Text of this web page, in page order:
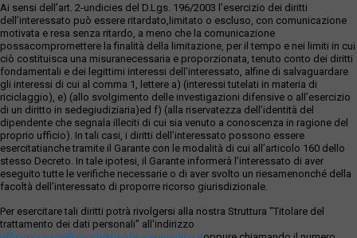
Ai sensi dell’art. 2-undicies del D.Lgs. 196/2003 l’esercizio dei diritti
dell’interessato può essere ritardato,limitato o escluso, con comunicazione
motivata e resa senza ritardo, a meno che la comunicazione
possacompromettere la finalità della limitazione, per il tempo e nei limiti in cui
ciò costituisca una misuranecessaria e proporzionata, tenuto conto dei diritti
fondamentali e dei legittimi interessi dell’interessato, alfine di salvaguardare
gli interessi di cui al comma 1, lettere a) (interessi tutelati in materia di
riciclaggio), e) (allo svolgimento delle investigazioni difensive o all’esercizio
di un diritto in sedegiudiziaria)ed f) (alla riservatezza dell’identità del
dipendente che segnala illeciti di cui sia venuto a conoscenza in ragione del
proprio ufficio). In tali casi, i diritti dell’interessato possono essere
esercitatianche tramite il Garante con le modalità di cui all’articolo 160 dello
stesso Decreto. In tale ipotesi, il Garante informerà l’interessato di aver
eseguito tutte le verifiche necessarie o di aver svolto un riesamenonché della
facoltà dell’interessato di proporre ricorso giurisdizionale.
Per esercitare tali diritti potrà rivolgersi alla nostra Struttura "Titolare del
trattamento dei dati personali" all'indirizzo